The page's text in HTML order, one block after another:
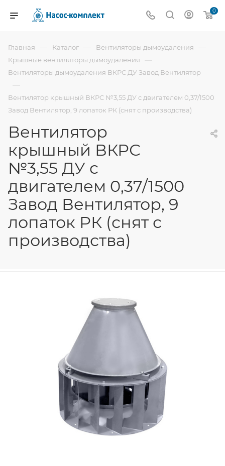
0
Главная — Каталог — Вентиляторы дымоудаления —
Крышные вентиляторы дымоудаления —
Вентиляторы дымоудаления ВКРС ДУ Завод Вентилятор
—
Вентилятор крышный ВКРС №3,55 ДУ с двигателем 0,37/1500
Завод Вентилятор, 9 лопаток РК (снят с производства)
Вентилятор
крышный ВКРС
№3,55 ДУ с
двигателем 0,37/1500
Завод Вентилятор, 9
лопаток РК (снят с
производства)